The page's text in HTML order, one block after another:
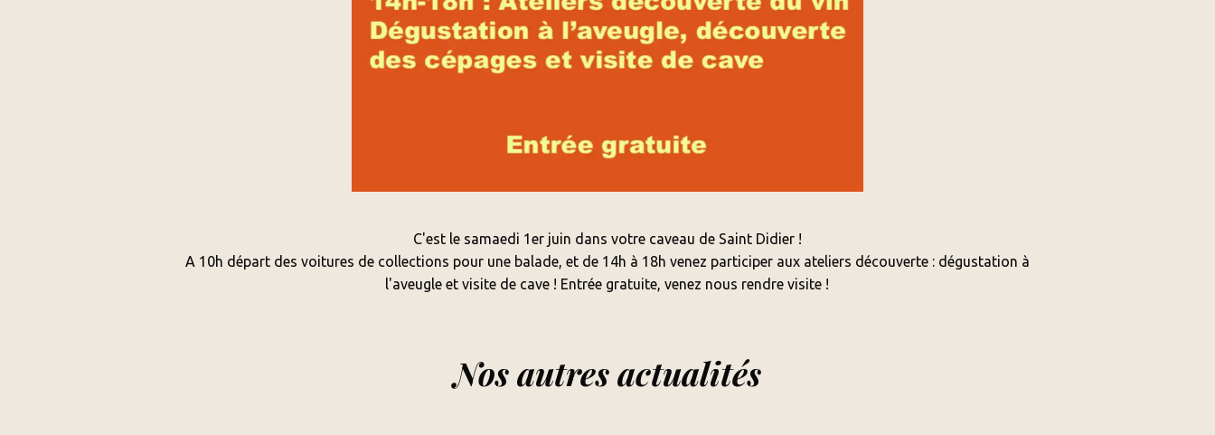
C'est le samaedi 1er juin dans votre caveau de Saint Didier !
A 10h départ des voitures de collections pour une balade, et de 14h à 18h venez participer aux ateliers découverte : dégustation à
l'aveugle et visite de cave ! Entrée gratuite, venez nous rendre visite !
Nos autres actualités